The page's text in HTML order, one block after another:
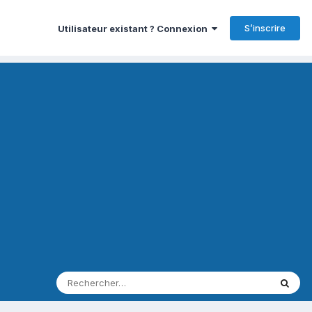
Utilisateur existant ? Connexion S’inscrire